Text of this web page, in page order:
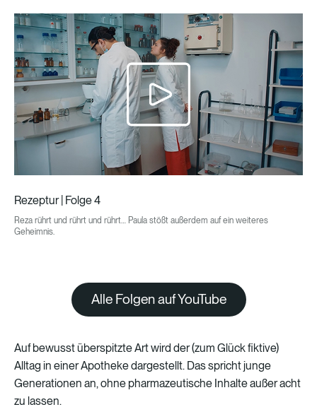
Rezeptur | Folge 4
Reza rührt und rührt und rührt… Paula stößt außerdem auf ein weiteres
Geheimnis.
Alle Folgen auf YouTube
Auf bewusstüberspitzteArtwird der(zum Glückfiktive)
Alltag in einerApothekedargestellt. Dassprichtjunge
Generationen an,ohne pharmazeutische Inhalteaußeracht
zu lassen.